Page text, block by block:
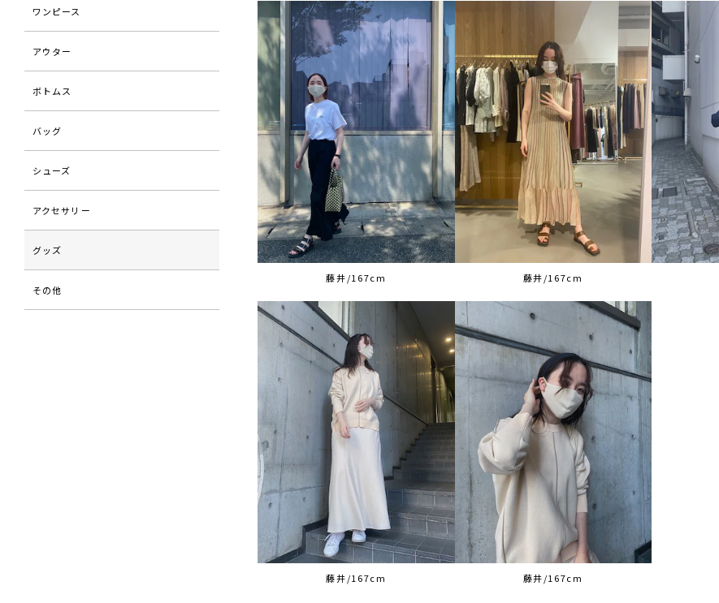
新着順
アクセス順
20件
60件
藤井/167cm 藤井/167cm
藤井/167cm 藤井/167cm
ワンピース
アウター
ボトムス
バッグ
シューズ
アクセサリー
グッズ
その他